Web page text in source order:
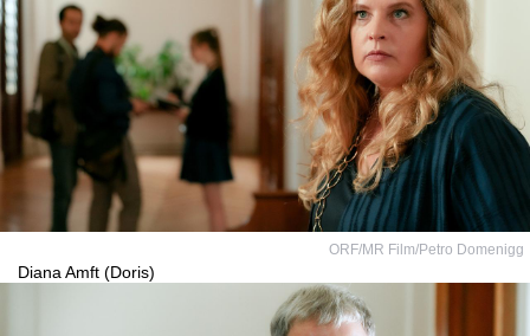
ORF/MR Film/Petro Domenigg
Diana Amft (Doris)